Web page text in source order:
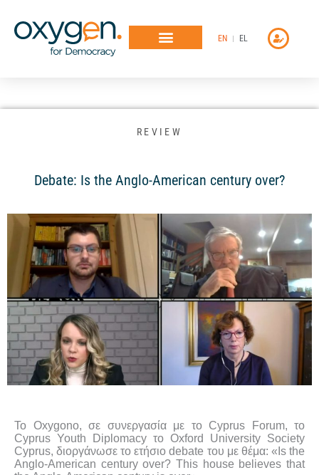
στο
περιεχόμενο
EN EL
REVIEW
Debate: Is the Anglo-American century over?
Το Oxygono, σε συνεργασία με το Cyprus Forum, το
Cyprus Youth Diplomacy το Oxford University Society
Cyprus, διοργάνωσε το ετήσιο debate του με θέμα: «Is the
Anglo-American century over? This house believes that